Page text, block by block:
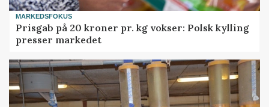
MARKEDSFOKUS
Prisgab på 20 kroner pr. kg vokser: Polsk kylling
presser markedet